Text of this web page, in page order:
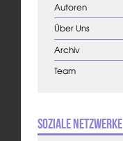
Autoren
Über Uns
Archiv
Team
Soziale Netzwerke